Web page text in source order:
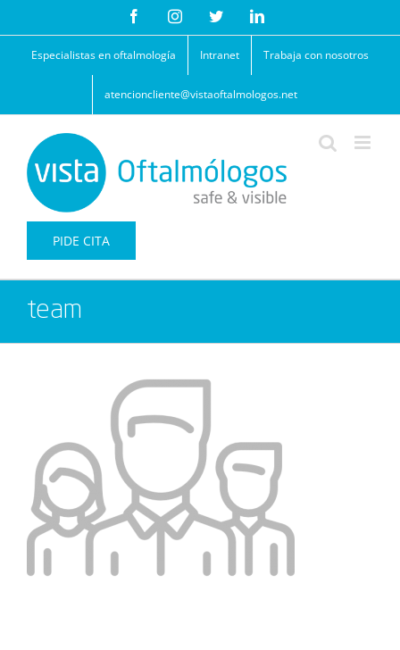
contenido
FacebookInstagramTwitterLinkedIn
Especialistas en oftalmología Intranet Trabaja con nosotros
atencioncliente@vistaoftalmologos.net
PIDE CITA
team